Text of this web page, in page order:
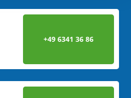
+49 6341 36 86